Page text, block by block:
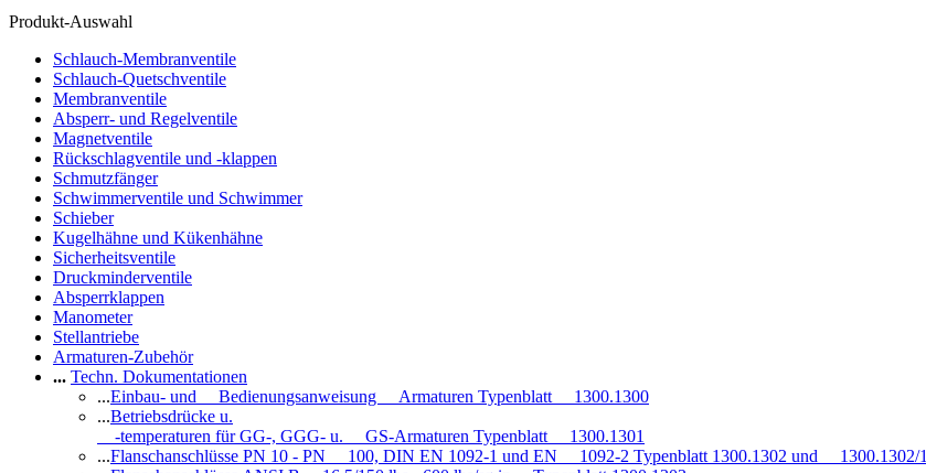
Produkt-Auswahl
Schlauch-Membranventile
Schlauch-Quetschventile
Membranventile
Absperr- und Regelventile
Magnetventile
Rückschlagventile und -klappen
Schmutzfänger
Schwimmerventile und Schwimmer
Schieber
Kugelhähne und Kükenhähne
Sicherheitsventile
Druckminderventile
Absperrklappen
Manometer
Stellantriebe
Armaturen-Zubehör
... Techn. Dokumentationen
...Einbau- und Bedienungsanweisung Armaturen Typenblatt 1300.1300
...Betriebsdrücke u.
-temperaturen für GG-, GGG- u. GS-Armaturen Typenblatt 1300.1301
...Flanschanschlüsse PN 10 - PN 100, DIN EN 1092-1 und EN 1092-2 Typenblatt 1300.1302 und 1300.1302/1